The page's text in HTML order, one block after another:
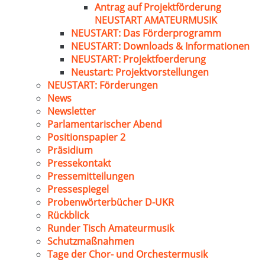
Antrag auf Projektförderung
NEUSTART AMATEURMUSIK
NEUSTART: Das Förderprogramm
NEUSTART: Downloads & Informationen
NEUSTART: Projektfoerderung
Neustart: Projektvorstellungen
NEUSTART: Förderungen
News
Newsletter
Parlamentarischer Abend
Positionspapier 2
Präsidium
Pressekontakt
Pressemitteilungen
Pressespiegel
Probenwörterbücher D-UKR
Rückblick
Runder Tisch Amateurmusik
Schutzmaßnahmen
Tage der Chor- und Orchestermusik